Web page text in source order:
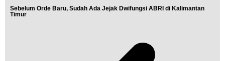
Sebelum Orde Baru, Sudah Ada Jejak Dwifungsi ABRI di Kalimantan
Timur